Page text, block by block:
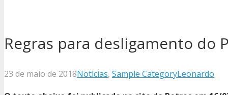
Regras para desligamento do
23 de maio de 2018Notícias, Sample CategoryLeonardo